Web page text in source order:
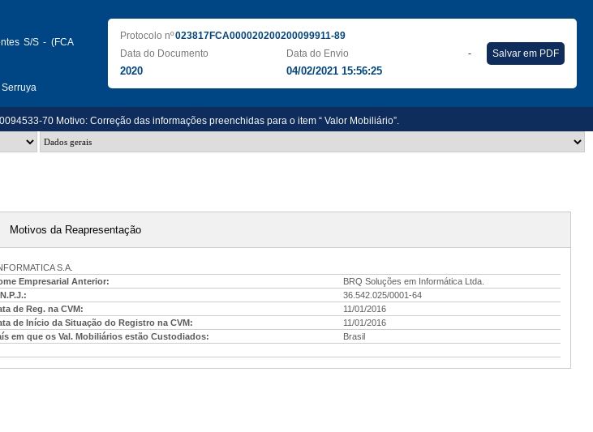
S/S - (FCA
Serruya
Protocolo nº023817FCA000020200200099911-89
Data do Documento
2020
Data do Envio
04/02/2021 15:56:25
- Salvar em PDF
70 Motivo: Correção das informações preenchidas para o item “ Valor Mobiliário”.